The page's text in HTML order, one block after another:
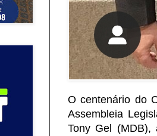
O centenário do
Assembleia
Tony Gel (MDB),